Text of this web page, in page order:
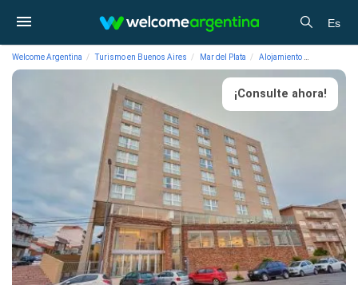
Es
Welcome Argentina Turismo en Buenos Aires Mar del Plata Alojamiento
¡Consulte ahora!